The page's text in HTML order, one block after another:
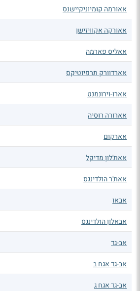
אאורמה קומיוניקיישנס
אאורקה אקוויזישן
אאליס פארמה
אארדוורק תרפיוטיקס
אארו-וירונמנט
אארורה רוסיה
אארקום
אאת'לון מדיקל
אאת'ר הולדינגס
אבאו
אבאלון הולדינגס
אב-גד
אב-גד אגח ב
אב-גד אגח ג